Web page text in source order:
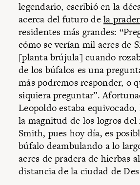
legendario, escribió en la
acerca del futuro dela
residentes más grandes:
cómo se verían mil acres de
[planta brújula] cuando
de los búfalos es una
más podremos responder, o
siquiera preguntar”.
Leopoldo estaba
la magnitud de los logros
Smith, pues hoy día, es
búfalo deambulando a lo
acres de pradera de hierbas
distancia de la ciudad de